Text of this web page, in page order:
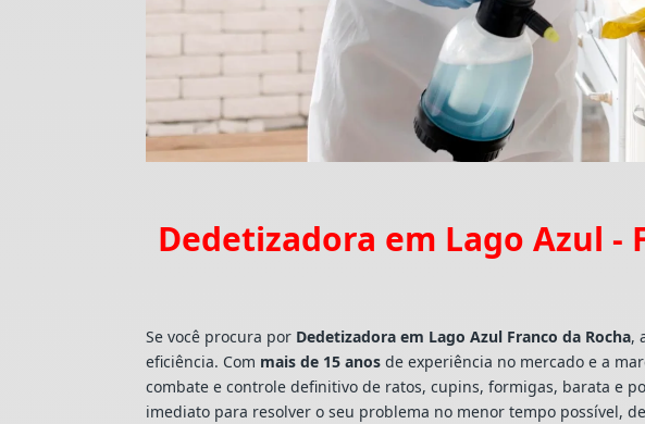
Dedetizadora em Lago Azul
Se você procura por Dedetizadora em Lago Azul Franco da Rocha,
eficiência. Com mais de 15 anos de experiência no mercado e a
combate e controle definitivo de ratos, cupins, formigas, barata e
imediato para resolver o seu problema no menor tempo possível,